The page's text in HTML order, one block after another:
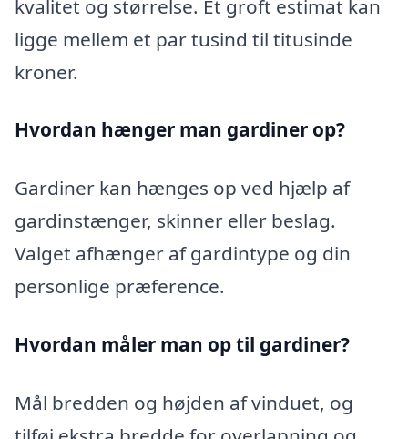
kvalitet og størrelse. Et groft estimat kan
ligge mellem et par tusind til titusinde
kroner.
Hvordan hænger man gardiner op?
Gardiner kan hænges op ved hjælp af
gardinstænger, skinner eller beslag.
Valget afhænger af gardintype og din
personlige præference.
Hvordan måler man op til gardiner?
Mål bredden og højden af vinduet, og